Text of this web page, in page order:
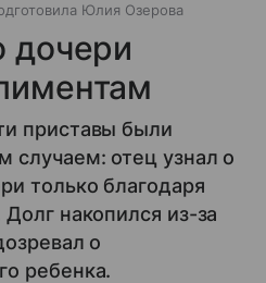
Юлия Озерова
дочери
приставы были
случаем: отец узнал о
только благодаря
накопился из-за
о
ребенка.